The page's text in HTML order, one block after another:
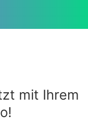
mit Ihrem